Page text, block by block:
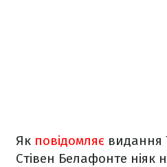
Як повідомляє видання
Стівен Белафонте ніяк